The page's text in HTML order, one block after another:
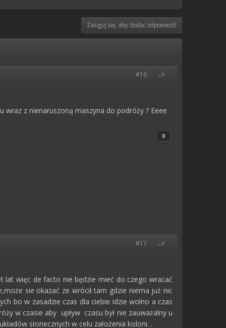
Zaloguj się, aby dodać odpowiedź
#16
wraz z nienaruszoną maszyna do podróży ? Eeee
0
#17
lat więc de facto nie będzie mieć do czego wracać
sie okazać ze wrócił tam gdzie niema już nic
bo w zasadzie czas dla ciebie idzie wolno a czas
w czasie aby upływ czasu był nie zauważalny u
słonecznych w celu założenia koloni. .